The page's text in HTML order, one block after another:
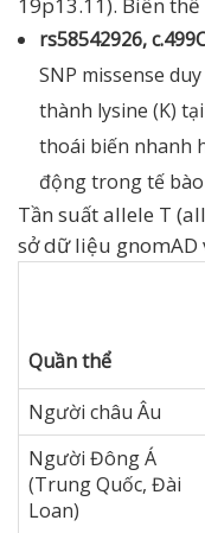
rs58542926,
SNP missense
thành lysine (K)
thoái biến nhanh
động trong tế
Tần suất allele T
sở dữ liệu gnomAD
Quần thể
Người châu Âu
Người Đông Á
(Trung Quốc, Đài
Loan)